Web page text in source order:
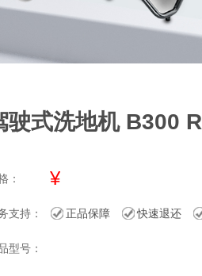
驶式洗地机 B300 R
： ¥
支持： 正品保障 快速退还
型号：